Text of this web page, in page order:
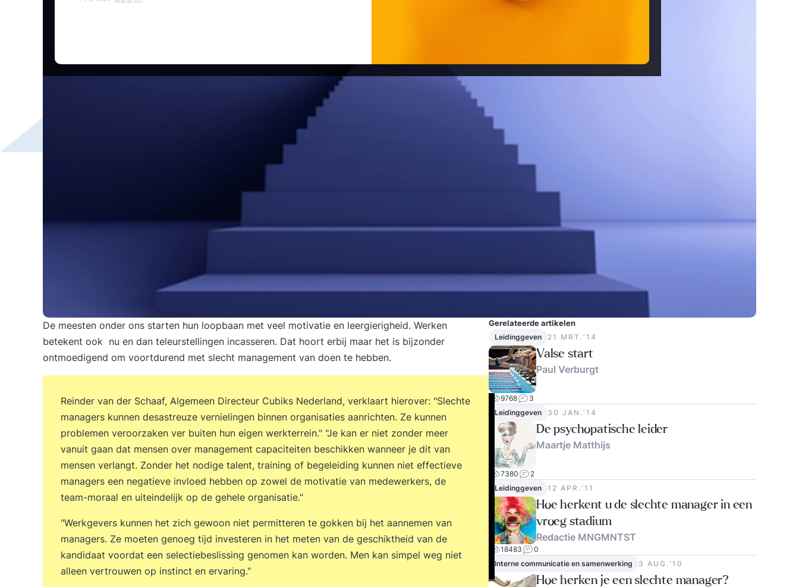
De meesten onder ons starten hun loopbaan met veel motivatie en leergierigheid. Werken
betekent ook nu en dan teleurstellingen incasseren. Dat hoort erbij maar het is bijzonder
ontmoedigend om voortdurend met slecht management van doen te hebben.
Reinder van der Schaaf, Algemeen Directeur Cubiks Nederland, verklaart hierover: "Slechte
managers kunnen desastreuze vernielingen binnen organisaties aanrichten. Ze kunnen
problemen veroorzaken ver buiten hun eigen werkterrein." "Je kan er niet zonder meer
vanuit gaan dat mensen over management capaciteiten beschikken wanneer je dit van
mensen verlangt. Zonder het nodige talent, training of begeleiding kunnen niet effectieve
managers een negatieve invloed hebben op zowel de motivatie van medewerkers, de
team-moraal en uiteindelijk op de gehele organisatie."
"Werkgevers kunnen het zich gewoon niet permitteren te gokken bij het aannemen van
managers. Ze moeten genoeg tijd investeren in het meten van de geschiktheid van de
kandidaat voordat een selectiebeslissing genomen kan worden. Men kan simpel weg niet
alleen vertrouwen op instinct en ervaring."
Gerelateerde artikelen
Leidinggeven 21 MRT.‘14
Valse start
Paul Verburgt
9768
3
Leidinggeven
30 JAN.‘14
De psychopatische leider
Maartje Matthijs
7380
2
Leidinggeven
12 APR.‘11
Hoe herkent u de slechte manager in een
vroeg stadium
Redactie MNGMNTST
18483
0
Interne communicatie en samenwerking
3 AUG.‘10
Hoe herken je een slechte manager?